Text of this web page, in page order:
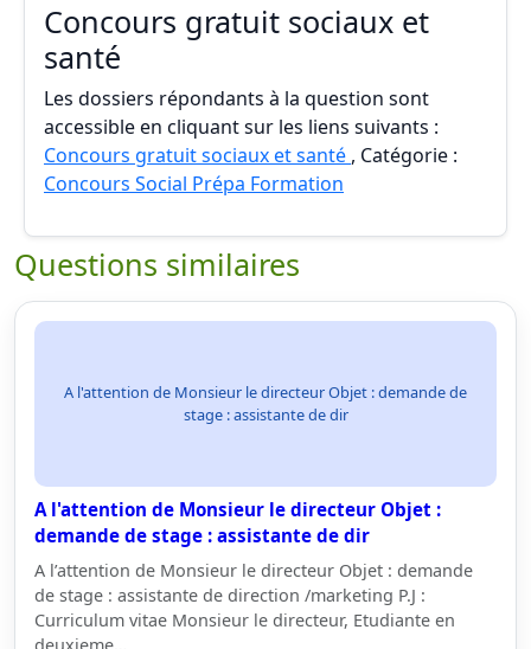
Concours gratuit sociaux et
santé
Les dossiers répondants à la question sont
accessible en cliquant sur les liens suivants :
Concours gratuit sociaux et santé , Catégorie :
Concours Social Prépa Formation
Questions similaires
A l'attention de Monsieur le directeur Objet : demande de
stage : assistante de dir
A l'attention de Monsieur le directeur Objet :
demande de stage : assistante de dir
A l’attention de Monsieur le directeur Objet : demande
de stage : assistante de direction /marketing P.J :
Curriculum vitae Monsieur le directeur, Etudiante en